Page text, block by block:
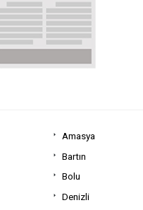
Amasya
Bartın
Bolu
Denizli